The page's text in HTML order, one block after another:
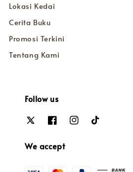
Lokasi Kedai
Cerita Buku
Promosi Terkini
Tentang Kami
Follow us
We accept